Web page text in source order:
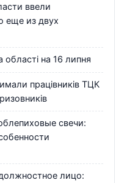
ввели
еще из двух
області на 16 липня
працівників ТЦК
свечи:
лицо: